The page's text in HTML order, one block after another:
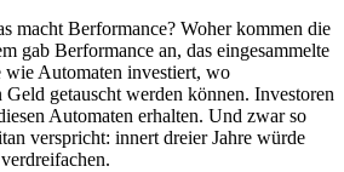
macht Berformance? Woher kommen die
gab Berformance an, das eingesammelte
Automaten investiert, wo
getauscht werden können. Investoren
Automaten erhalten. Und zwar so
verspricht: innert dreier Jahre würde